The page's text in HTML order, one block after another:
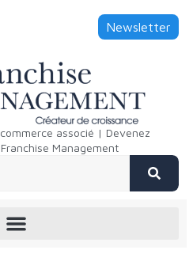
Newsletter
associé | Devenez
Management